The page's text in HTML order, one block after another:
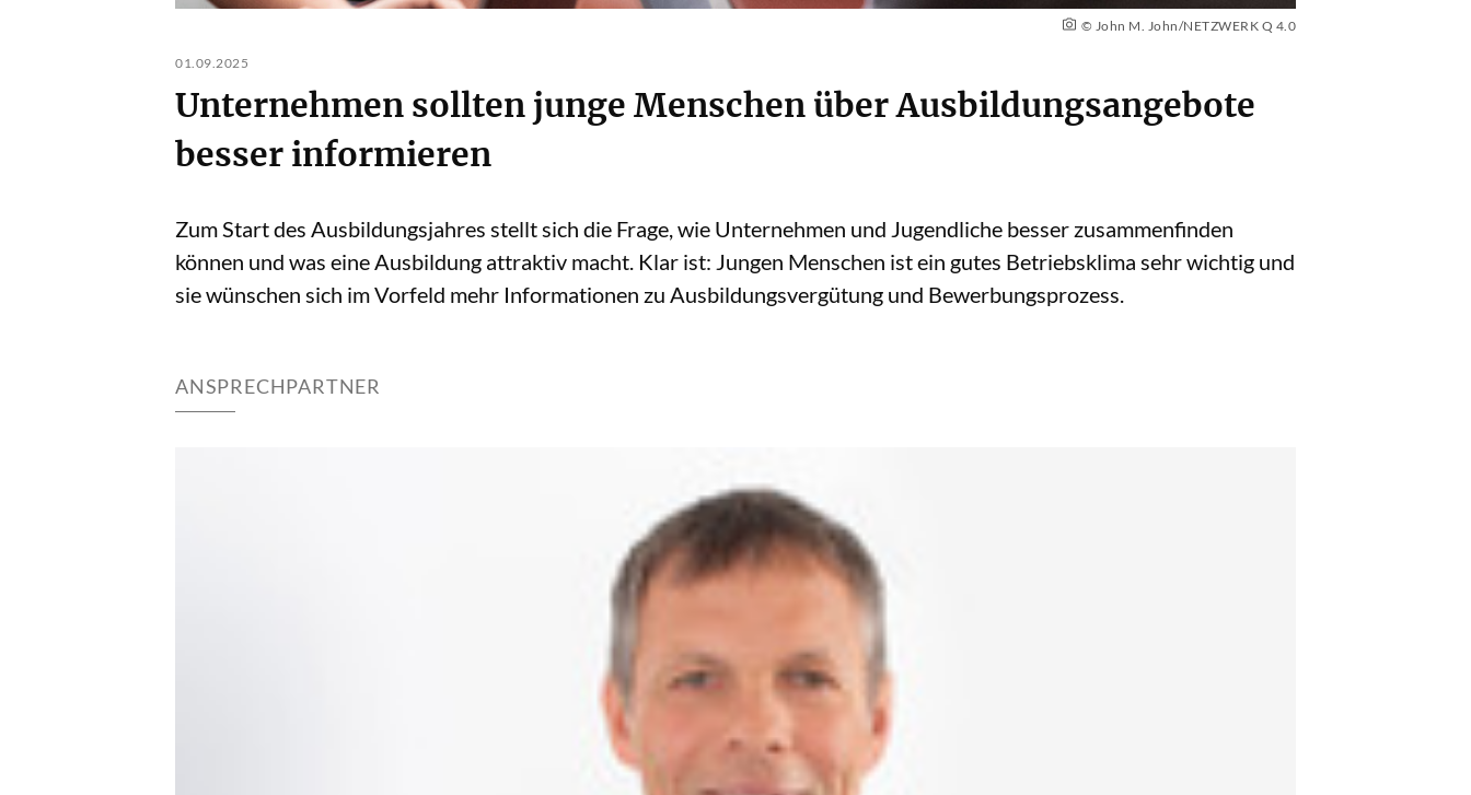
© John M. John/NETZWERK Q 4.0
01.09.2025
Unternehmen sollten junge Menschen über Ausbildungsangebote
besser informieren
Zum Start des Ausbildungsjahres stellt sich die Frage, wie Unternehmen und Jugendliche besser zusammenfinden
können und was eine Ausbildung attraktiv macht. Klar ist: Jungen Menschen ist ein gutes Betriebsklima sehr wichtig und
sie wünschen sich im Vorfeld mehr Informationen zu Ausbildungsvergütung und Bewerbungsprozess.
ANSPRECHPARTNER